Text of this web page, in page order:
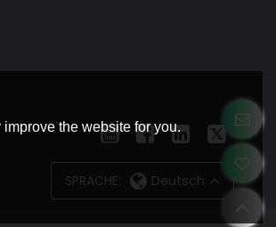
SPRACHE: Deutsch
the website for you.